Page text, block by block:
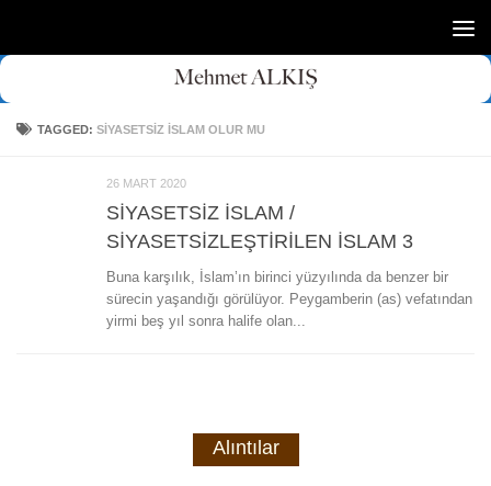
TAGGED:SIYASETSIZ ISLAM OLUR MU
26 MART 2020
SİYASETSİZ İSLAM /
SİYASETSİZLEŞTİRİLEN İSLAM 3
Buna karşılık, İslam’ın birinci yüzyılında da benzer bir
sürecin yaşandığı görülüyor. Peygamberin (as) vefatından
yirmi beş yıl sonra halife olan...
Alıntılar